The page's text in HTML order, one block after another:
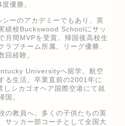
優勝。
ーのアカデミーでもあり、英
績校Buckswood Schoolにサッ
月間MVPを受賞。帰国後高校生
ラブチーム所属。リーグ優勝、
回経験。
Universityへ留学。航空
る生活。卒業直前の2001年に
しシカゴオヘア国際空港にて就
国。
の教員へ。多くの子供たちの英
サッカー部コーチとして全国大